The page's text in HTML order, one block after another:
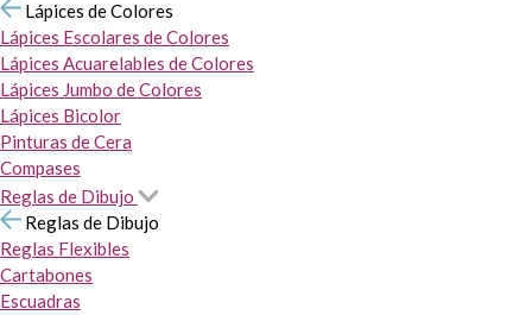
Lápices de Colores
Lápices Escolares de Colores
Lápices Acuarelables de Colores
Lápices Jumbo de Colores
Lápices Bicolor
Pinturas de Cera
Compases
Reglas de Dibujo
Reglas de Dibujo
Reglas Flexibles
Cartabones
Escuadras